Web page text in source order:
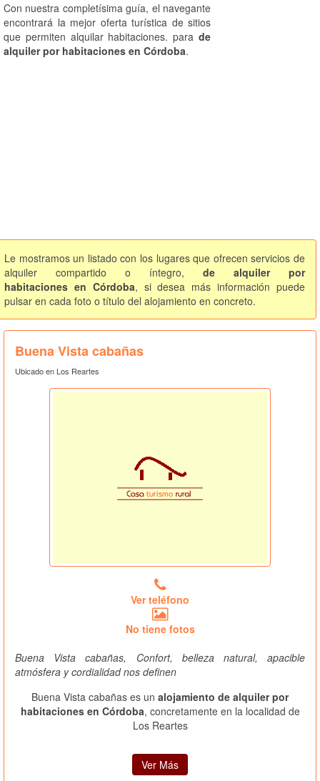
Con nuestra completísima guía, el navegante
encontrará la mejor oferta turística de sitios
que permiten alquilar habitaciones. para de
alquiler por habitaciones en Córdoba.
Le mostramos un listado con los lugares que ofrecen servicios de
alquiler compartido o íntegro, de alquiler por
habitaciones en Córdoba, si desea más información puede
pulsar en cada foto o título del alojamiento en concreto.
Buena Vista cabañas
Ubicado en Los Reartes
Ver teléfono
No tiene fotos
Buena Vista cabañas, Confort, belleza natural, apacible
atmósfera y cordialidad nos definen
Buena Vista cabañas es un alojamiento de alquiler por
habitaciones en Córdoba, concretamente en la localidad de
Los Reartes
Ver Más